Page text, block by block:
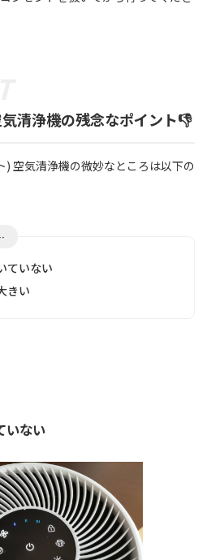
清浄機の残念なポイント👎
空気清浄機の微妙なところは以下の
ていない
きい
いない